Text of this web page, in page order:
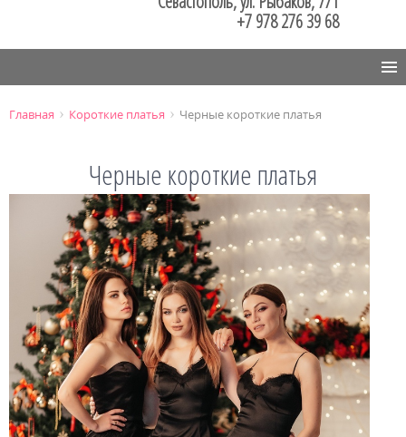
+7 978 276 39 68
Главная › Короткие платья › Черные короткие платья
Черные короткие платья